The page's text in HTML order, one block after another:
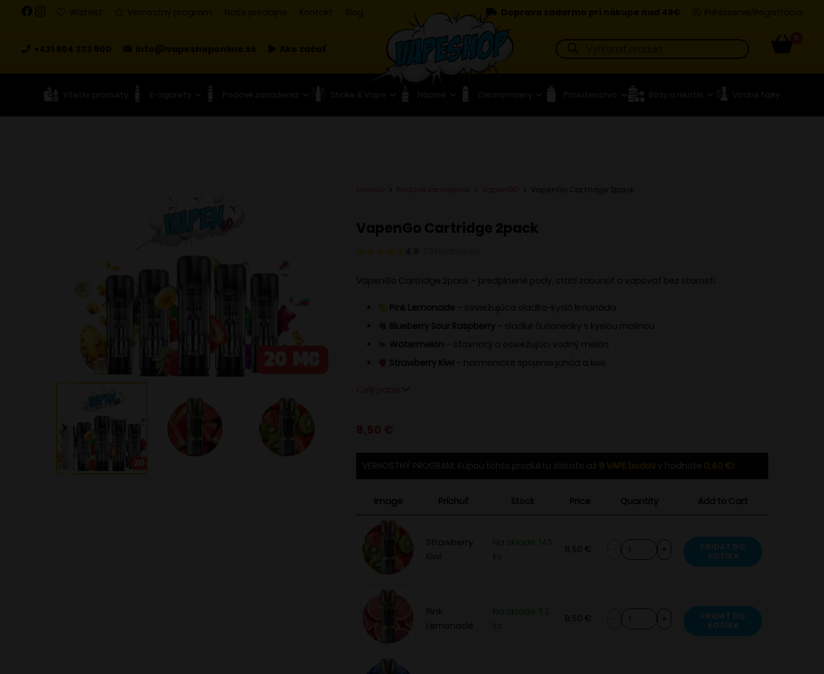
Wishlist Vernostný program Naše predajne Kontakt Blog Doprava zadarmo pri nákupe nad 49€ Prihlásenie/Registrácia
+421 904 333 800 info@vapeshoponline.sk Ako začať Products
search
Všetky produkty E-cigarety Podové zariadenia Shake & Vape Náplne Clearomizery Príslušenstvo Bázy a nikotín Vodné fajky
VapenGo Cartridge 2pack
VapenGo Cartridge 2pack
4.9
VapenGo Cartridge 2pack – predplnené pody, stačí zasunúť a vapovať bez starostí:
Pink Lemonade – osviežujúca sladko-kyslá limonáda
Blueberry Sour Raspberry – sladké čučoriedky s kyslou malinou
Watermelon – šťavnatý a osviežujúci vodný melón
Strawberry Kiwi – harmonické spojenie jahôd a kiwi
VERNOSTNÝ PROGRAM: Kúpou tohto produktu získate až 8 VAPE bodov v hodnote 0,40 €!
Image Príchuť Stock Price Quantity Add to Cart
Strawberry
Kiwi
Na sklade: 145
ks
8,50 €
množstvo
VapenGo
PRIDAŤ DO
KOŠÍKA
Pink
Lemonade
Na sklade: 53
ks
8,50 €
množstvo
VapenGo
PRIDAŤ DO
KOŠÍKA